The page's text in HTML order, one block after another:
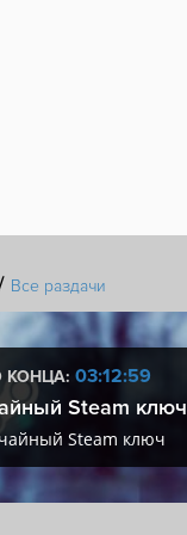
Все раздачи
КОНЦА: 03:12:58
Steam ключ
Steam ключ